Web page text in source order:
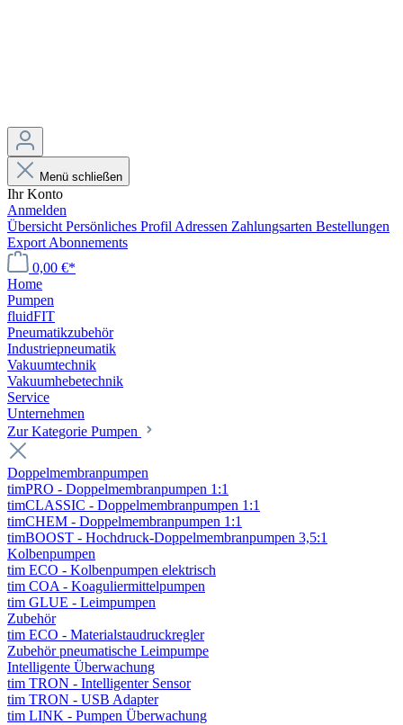
Menü schließen
Ihr Konto
Anmelden
Übersicht Persönliches Profil Adressen Zahlungsarten Bestellungen
Export Abonnements
0,00 €*
Home
Pumpen
fluidFIT
Pneumatikzubehör
Industriepneumatik
Vakuumtechnik
Vakuumhebetechnik
Service
Unternehmen
Zur Kategorie Pumpen
Doppelmembranpumpen
timPRO - Doppelmembranpumpen 1:1
timCLASSIC - Doppelmembranpumpen 1:1
timCHEM - Doppelmembranpumpen 1:1
timBOOST - Hochdruck-Doppelmembranpumpen 3,5:1
Kolbenpumpen
tim ECO - Kolbenpumpen elektrisch
tim COA - Koaguliermittelpumpen
tim GLUE - Leimpumpen
Zubehör
tim ECO - Materialstaudruckregler
Zubehör pneumatische Leimpumpe
Intelligente Überwachung
tim TRON - Intelligenter Sensor
tim TRON - USB Adapter
tim LINK - Pumpen Überwachung